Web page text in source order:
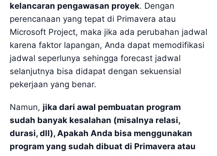
kelancaran pengawasan proyek. Dengan
perencanaan yang tepat di Primavera atau
Microsoft Project, maka jika ada perubahan jadwal
karena faktor lapangan, Anda dapat memodifikasi
jadwal seperlunya sehingga forecast jadwal
selanjutnya bisa didapat dengan sekuensial
pekerjaan yang benar.
Namun, jika dari awal pembuatan program
sudah banyak kesalahan (misalnya relasi,
durasi, dll), Apakah Anda bisa menggunakan
program yang sudah dibuat di Primavera atau